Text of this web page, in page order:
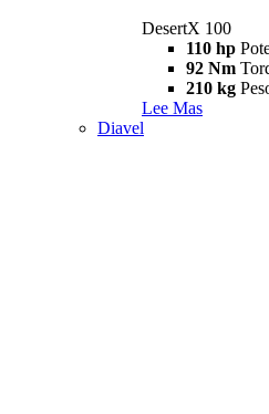
DesertX 100
110 hp
92 Nm
210 kg
Lee Mas
Diavel